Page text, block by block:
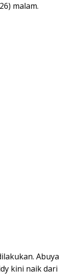
malam.
Abuya
kini naik dari